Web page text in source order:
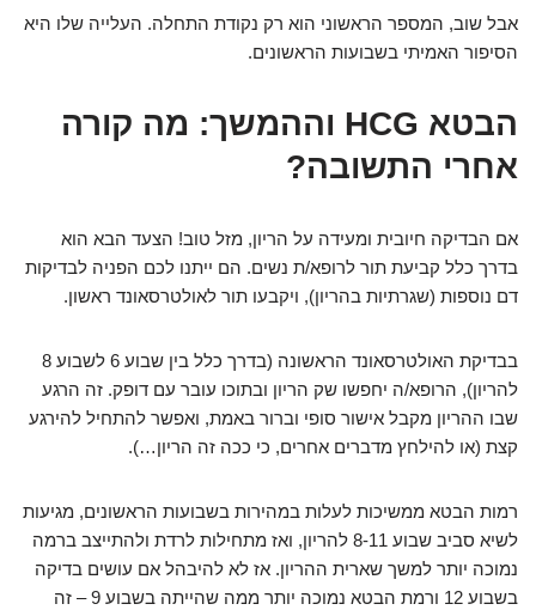
אבל שוב, המספר הראשוני הוא רק נקודת התחלה. העלייה שלו היא
הסיפור האמיתי בשבועות הראשונים.
הבטא HCG וההמשך: מה קורה
אחרי התשובה?
אם הבדיקה חיובית ומעידה על הריון, מזל טוב! הצעד הבא הוא
בדרך כלל קביעת תור לרופא/ת נשים. הם ייתנו לכם הפניה לבדיקות
דם נוספות (שגרתיות בהריון), ויקבעו תור לאולטרסאונד ראשון.
בבדיקת האולטרסאונד הראשונה (בדרך כלל בין שבוע 6 לשבוע 8
להריון), הרופא/ה יחפשו שק הריון ובתוכו עובר עם דופק. זה הרגע
שבו ההריון מקבל אישור סופי וברור באמת, ואפשר להתחיל להירגע
קצת (או להילחץ מדברים אחרים, כי ככה זה הריון…).
רמות הבטא ממשיכות לעלות במהירות בשבועות הראשונים, מגיעות
לשיא סביב שבוע 8-11 להריון, ואז מתחילות לרדת ולהתייצב ברמה
נמוכה יותר למשך שארית ההריון. אז לא להיבהל אם עושים בדיקה
בשבוע 12 ורמת הבטא נמוכה יותר ממה שהייתה בשבוע 9 – זה